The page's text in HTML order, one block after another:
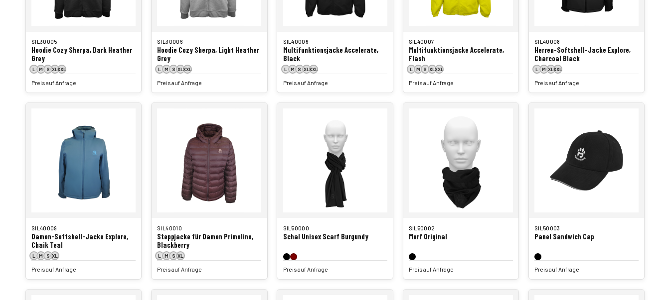
SIL30005
Hoodie Cozy Sherpa, Dark Heather
Grey
L M S XLXXL
Preis auf Anfrage
SIL30006
Hoodie Cozy Sherpa, Light Heather
Grey
L M S XLXXL
Preis auf Anfrage
SIL40006
Multifunktionsjacke Accelerate,
Black
L M S XLXXL
Preis auf Anfrage
SIL40007
Multifunktionsjacke Accelerate,
Flash
L M S XLXXL
Preis auf Anfrage
SIL40008
Herren-Softshell-Jacke Explore,
Charcoal Black
L M XLXXL
Preis auf Anfrage
SIL40009
Damen-Softshell-Jacke Explore,
Chaik Teal
L M S XL
Preis auf Anfrage
SIL40010
Steppjacke für Damen Primeline,
Blackberry
L M S XL
Preis auf Anfrage
SIL50000
Schal Unisex Scarf Burgundy
Preis auf Anfrage
SIL50002
Morf Original
Preis auf Anfrage
SIL50003
Panel Sandwich Cap
Preis auf Anfrage